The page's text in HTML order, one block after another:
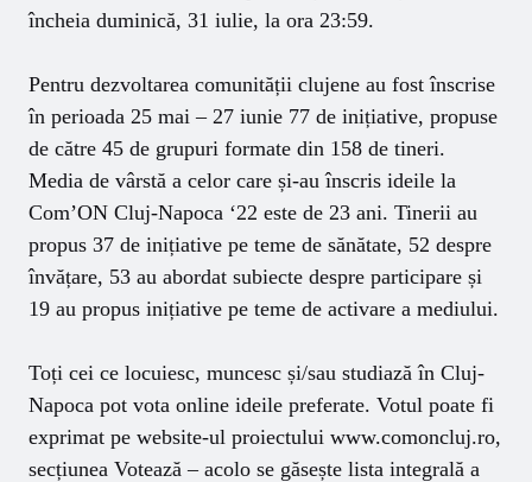
încheia duminică, 31 iulie, la ora 23:59.
Pentru dezvoltarea comunității clujene au fost înscrise
în perioada 25 mai – 27 iunie 77 de inițiative, propuse
de către 45 de grupuri formate din 158 de tineri.
Media de vârstă a celor care și-au înscris ideile la
Com’ON Cluj-Napoca ‘22 este de 23 ani. Tinerii au
propus 37 de inițiative pe teme de sănătate, 52 despre
învățare, 53 au abordat subiecte despre participare și
19 au propus inițiative pe teme de activare a mediului.
Toți cei ce locuiesc, muncesc și/sau studiază în Cluj-
Napoca pot vota online ideile preferate. Votul poate fi
exprimat pe website-ul proiectului www.comoncluj.ro,
secțiunea Votează – acolo se găsește lista integrală a